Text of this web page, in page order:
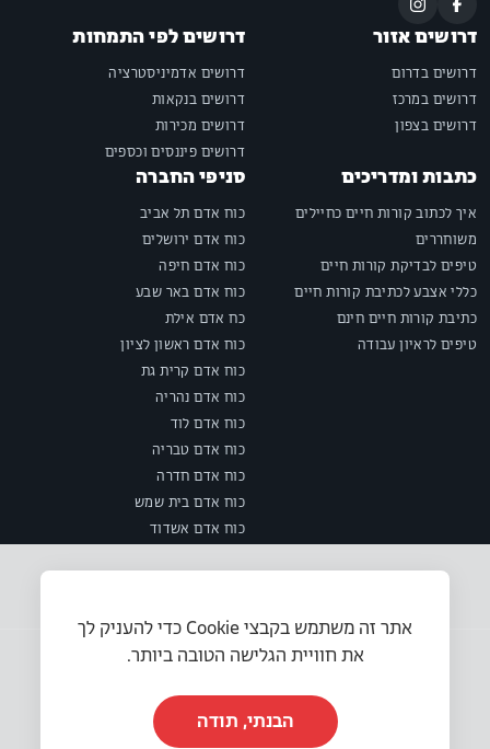
דרושים אזור
דרושים בדרום
דרושים במרכז
דרושים בצפון
דרושים לפי התמחות
דרושים אדמיניסטרציה
דרושים בנקאות
דרושים מכירות
דרושים פיננסים וכספים
כתבות ומדריכים
איך לכתוב קורות חיים כחיילים
משוחררים
טיפים לבדיקת קורות חיים
כללי אצבע לכתיבת קורות חיים
כתיבת קורות חיים חינם
טיפים לראיון עבודה
סניפי החברה
כוח אדם תל אביב
כוח אדם ירושלים
כוח אדם חיפה
כוח אדם באר שבע
כח אדם אילת
כוח אדם ראשון לציון
כוח אדם קרית גת
כוח אדם נהריה
כוח אדם לוד
כוח אדם טבריה
כוח אדם חדרה
כוח אדם בית שמש
כוח אדם אשדוד
אתר זה משתמש בקבצי Cookie כדי להעניק לך
את חוויית הגלישה הטובה ביותר.
הבנתי, תודה